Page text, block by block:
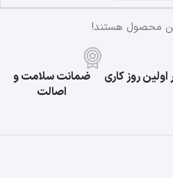
محصول هستند!
اولین روز کاری
ضمانت سلامت و
اصالت